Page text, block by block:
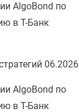
AlgoBond по
в Т-Банк
06.2026
AlgoBond по
в Т-Банк